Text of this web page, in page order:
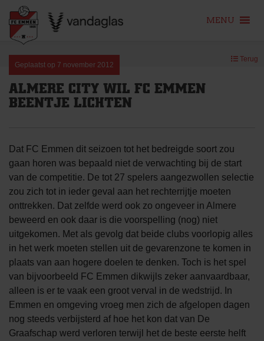
content
MENU
Geplaatst op 7 november 2012
Terug
ALMERE CITY WIL FC EMMEN
BEENTJE LICHTEN
Dat FC Emmen dit seizoen tot het bedreigde soort zou
gaan horen was bepaald niet de verwachting bij de start
van de competitie. De tot 27 spelers aangezwollen selectie
zou zich tot in ieder geval aan het rechterrijtje moeten
onttrekken. Dat zelfde werd ook zo ongeveer in Almere
beweerd en ook daar is die voorspelling (nog) niet
uitgekomen. Met als gevolg dat beide clubs voorlopig alles
in het werk moeten stellen uit de gevarenzone te komen in
plaats van aan hogere doelen te denken. Toch is het spel
van bijvoorbeeld FC Emmen dikwijls zeker aanvaardbaar,
alleen is er te vaak een groot verval in de wedstrijd. In
Emmen en omgeving vroeg men zich de afgelopen dagen
nog steeds verbijsterd af hoe het kon dat van De
Graafschap werd verloren terwijl het de beste eerste helft